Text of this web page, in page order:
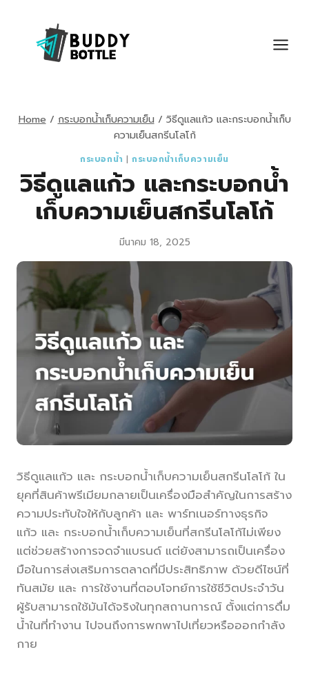
content
Home / กระบอกน้ำเก็บความเย็น / วิธีดูแลแก้ว และกระบอกน้ำเก็บ
ความเย็นสกรีนโลโก้
กระบอกน้ำ | กระบอกน้ำเก็บความเย็น
วิธีดูแลแก้ว และกระบอกน้ำ
เก็บความเย็นสกรีนโลโก้
มีนาคม 18, 2025
วิธีดูแลแก้ว และ กระบอกน้ำเก็บความเย็นสกรีนโลโก้ ใน
ยุคที่สินค้าพรีเมียมกลายเป็นเครื่องมือสำคัญในการสร้าง
ความประทับใจให้กับลูกค้า และ พาร์ทเนอร์ทางธุรกิจ
แก้ว และ กระบอกน้ำเก็บความเย็นที่สกรีนโลโก้ไม่เพียง
แต่ช่วยสร้างการจดจำแบรนด์ แต่ยังสามารถเป็นเครื่อง
มือในการส่งเสริมการตลาดที่มีประสิทธิภาพ ด้วยดีไซน์ที่
ทันสมัย และ การใช้งานที่ตอบโจทย์การใช้ชีวิตประจำวัน
ผู้รับสามารถใช้มันได้จริงในทุกสถานการณ์ ตั้งแต่การดื่ม
น้ำในที่ทำงาน ไปจนถึงการพกพาไปเที่ยวหรือออกกำลัง
กาย